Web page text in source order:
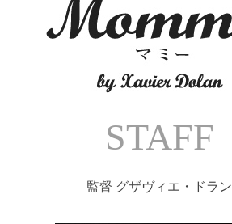
STAFF
監督 グザヴィエ・ドラン